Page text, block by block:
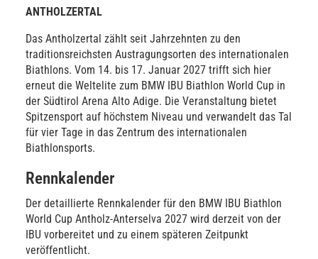
ANTHOLZERTAL
Das Antholzertal zählt seit Jahrzehnten zu den
traditionsreichsten Austragungsorten des internationalen
Biathlons. Vom 14. bis 17. Januar 2027 trifft sich hier
erneut die Weltelite zum BMW IBU Biathlon World Cup in
der Südtirol Arena Alto Adige. Die Veranstaltung bietet
Spitzensport auf höchstem Niveau und verwandelt das Tal
für vier Tage in das Zentrum des internationalen
Biathlonsports.
Rennkalender
Der detaillierte Rennkalender für den BMW IBU Biathlon
World Cup Antholz-Anterselva 2027 wird derzeit von der
IBU vorbereitet und zu einem späteren Zeitpunkt
veröffentlicht.